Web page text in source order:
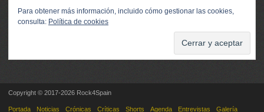
Para obtener más información, incluido cómo gestionar las cookies,
consulta: Política de cookies
Copyright © 2017-2026 Rock4Spain
Portada Noticias Crónicas Críticas Shorts Agenda Entrevistas Galería